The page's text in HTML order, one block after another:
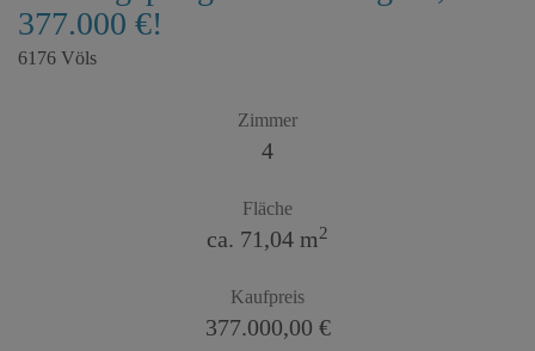
377.000 €!
6176 Völs
Zimmer
4
Fläche
ca. 71,04 m2
Kaufpreis
377.000,00 €